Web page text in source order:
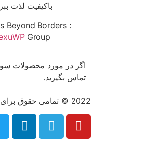
باکیفیت لذت
Beyond Borders :
Group
اگر در مورد محصولات
تماس بگیرید.
2022
© تمامی حقوق